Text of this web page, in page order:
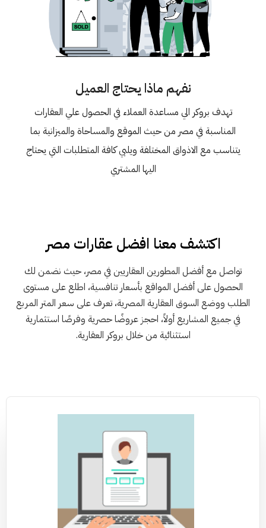
نفهم ماذا يحتاج العميل
تهدف بروكر الي مساعدة العملاء في الحصول علي العقارات
المناسبة في مصر من حيث الموقع والمساحاة والميزانية بما
يتناسب مع الاذواق المختلفة ويلبي كافة المتطلبات التي يحتاج
اليها المشتري
اكتشف معنا افضل عقارات مصر
تواصل مع أفضل المطورين العقاريين في مصر، حيث نضمن لك
الحصول على أفضل المواقع بأسعار تنافسية، اطلع على مستوى
الطلب ووضع السوق العقارية المصرية، تعرف على سعر المتر المربع
في جميع المشاريع أولاً، احجز عروضًا حصرية وفرصًا استثمارية
استثنائية من خلال بروكر العقارية.